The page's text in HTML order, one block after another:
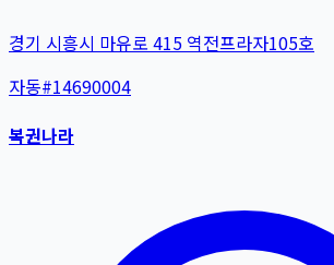
경기 시흥시 마유로 415 역전프라자105호
자동#14690004
복권나라